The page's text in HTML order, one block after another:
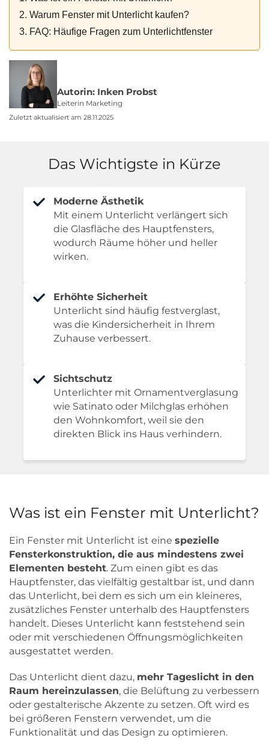
2. Warum Fenster mit Unterlicht kaufen?
3. FAQ: Häufige Fragen zum Unterlichtfenster
Autorin: Inken Probst
Leiterin Marketing
Zuletzt aktualisiert am 28.11.2025
Das Wichtigste in Kürze
Moderne Ästhetik
Mit einem Unterlicht verlängert sich
die Glasfläche des Hauptfensters,
wodurch Räume höher und heller
wirken.
Erhöhte Sicherheit
Unterlicht sind häufig festverglast,
was die Kindersicherheit in Ihrem
Zuhause verbessert.
Sichtschutz
Unterlichter mit Ornamentverglasung
wie Satinato oder Milchglas erhöhen
den Wohnkomfort, weil sie den
direkten Blick ins Haus verhindern.
Was ist ein Fenster mit Unterlicht?
Ein Fenster mit Unterlicht ist eine spezielle
Fensterkonstruktion, die aus mindestens zwei
Elementen besteht. Zum einen gibt es das
Hauptfenster, das vielfältig gestaltbar ist, und dann
das Unterlicht, bei dem es sich um ein kleineres,
zusätzliches Fenster unterhalb des Hauptfensters
handelt. Dieses Unterlicht kann feststehend sein
oder mit verschiedenen Öffnungsmöglichkeiten
ausgestattet werden.
Das Unterlicht dient dazu, mehr Tageslicht in den
Raum hereinzulassen, die Belüftung zu verbessern
oder gestalterische Akzente zu setzen. Oft wird es
bei größeren Fenstern verwendet, um die
Funktionalität und das Design zu optimieren.